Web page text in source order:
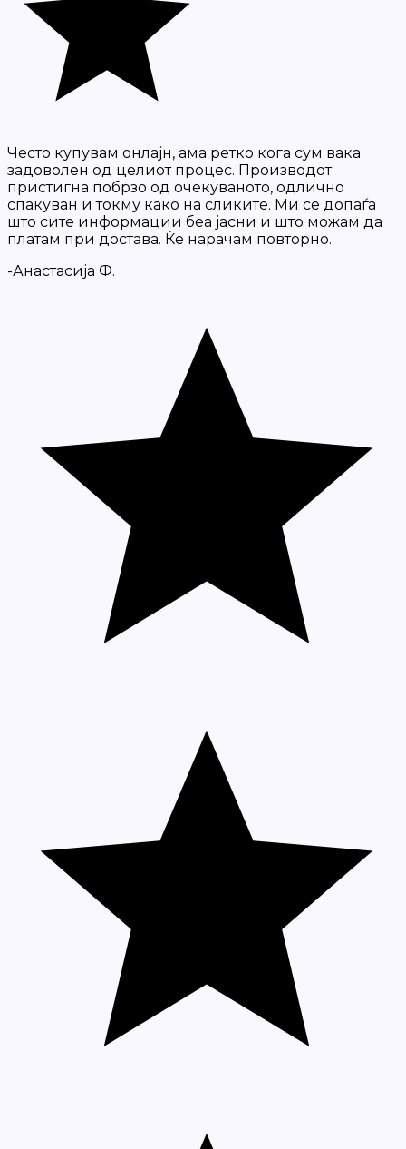
Често купувам онлајн, ама ретко кога сум вака
задоволен од целиот процес. Производот
пристигна побрзо од очекуваното, одлично
спакуван и токму како на сликите. Ми се допаѓа
што сите информации беа јасни и што можам да
платам при достава. Ќе нарачам повторно.
-Анастасија Ф.